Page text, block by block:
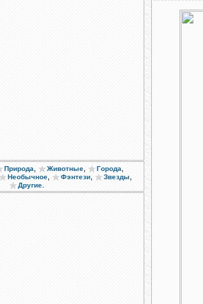
Природа Животные Города
Необычное Фэнтези Звезды
Другие.